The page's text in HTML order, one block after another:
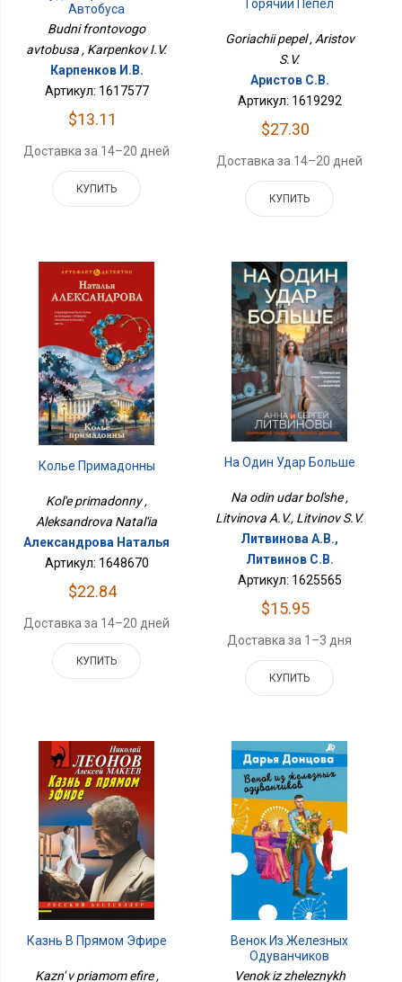
Автобуса
Budni frontovogo
avtobusa , Karpenkov I.V.
Карпенков И.В.
Артикул: 1617577
$13.11
Доставка за 14–20 дней
КУПИТЬ
Горячий Пепел
Goriachii pepel , Aristov
S.V.
Аристов С.В.
Артикул: 1619292
$27.30
Доставка за 14–20 дней
КУПИТЬ
Колье Примадонны
Kol'e primadonny ,
Aleksandrova Natal'ia
Александрова Наталья
Артикул: 1648670
$22.84
Доставка за 14–20 дней
КУПИТЬ
На Один Удар Больше
Na odin udar bol'she ,
Litvinova A.V., Litvinov S.V.
Литвинова А.В.,
Литвинов С.В.
Артикул: 1625565
$15.95
Доставка за 1–3 дня
КУПИТЬ
Казнь В Прямом Эфире
Kazn' v priamom efire ,
Венок Из Железных
Одуванчиков
Venok iz zheleznykh